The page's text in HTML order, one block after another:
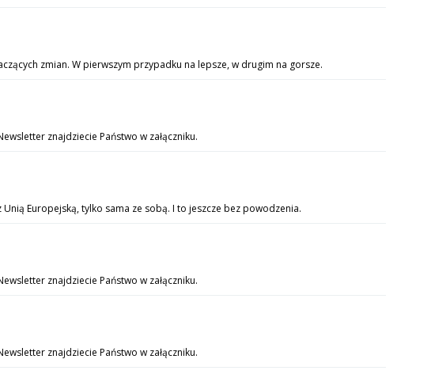
zmian. W pierwszym przypadku na lepsze, w drugim na gorsze.
znajdziecie Państwo w załączniku.
Europejską, tylko sama ze sobą. I to jeszcze bez powodzenia.
znajdziecie Państwo w załączniku.
znajdziecie Państwo w załączniku.